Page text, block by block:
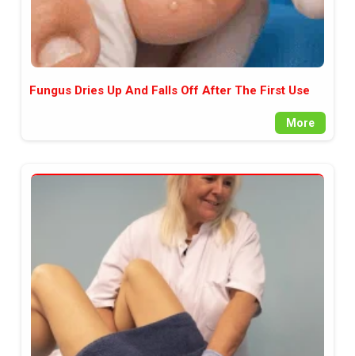
Fungus Dries Up And Falls Off After The First Use
More